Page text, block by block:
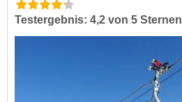
Testergebnis: 4,2 von 5 Sternen